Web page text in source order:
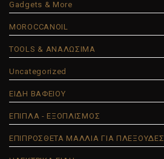
Gadgets & More
MOROCCANOIL
TOOLS & ΑΝΑΛΩΣΙΜΑ
Uncategorized
ΕΙΔΗ ΒΑΦΕΙΟΥ
ΕΠΙΠΛΑ - ΕΞΟΠΛΙΣΜΟΣ
ΕΠΙΠΡΟΣΘΕΤΑ ΜΑΛΛΙΑ ΓΙΑ ΠΛΕΞΟΥΔΕΣ